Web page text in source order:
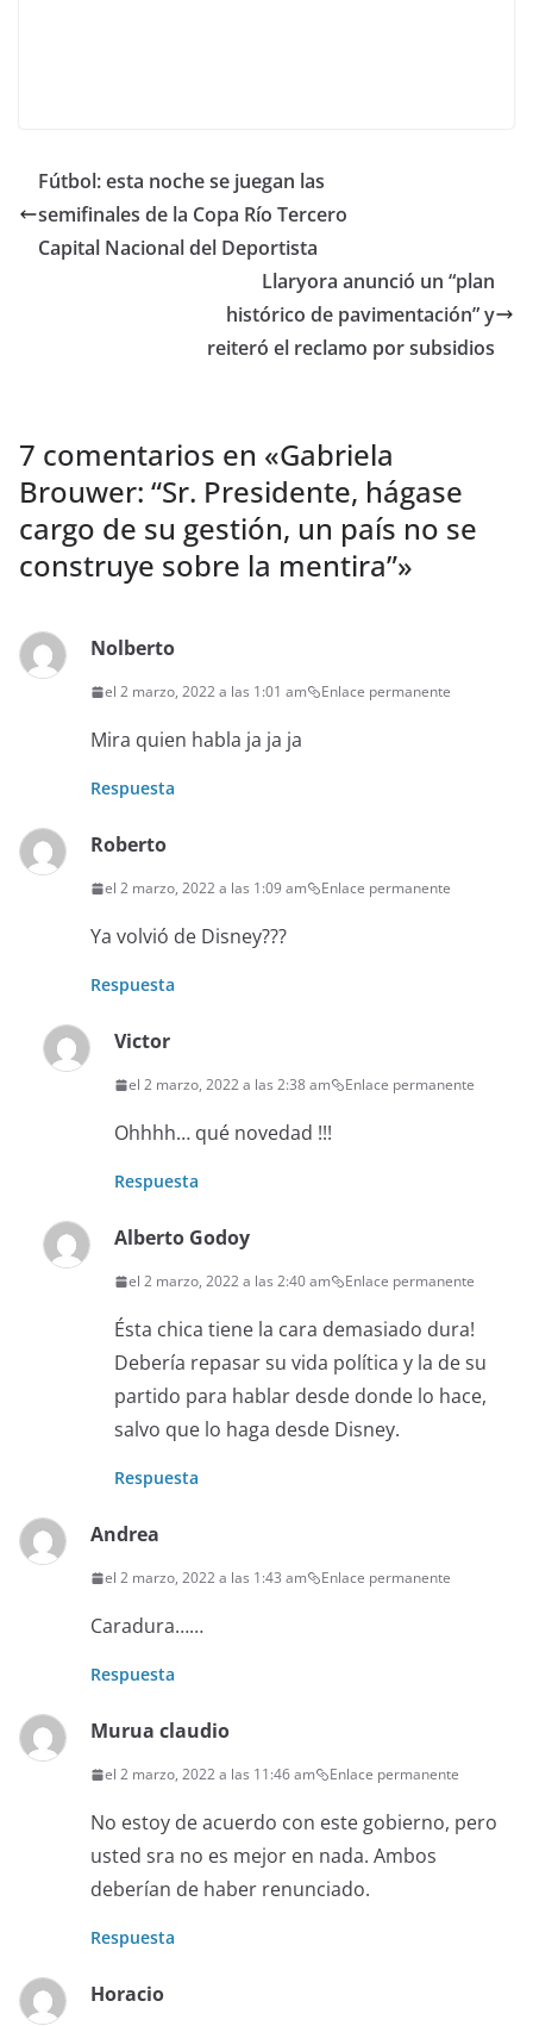
Fútbol: esta noche se juegan las
semifinales de la Copa Río Tercero
Capital Nacional del Deportista
Llaryora anunció un “plan
histórico de pavimentación” y
reiteró el reclamo por subsidios
7 comentarios en «Gabriela
Brouwer: “Sr. Presidente, hágase
cargo de su gestión, un país no se
construye sobre la mentira”»
Nolberto
el 2 marzo, 2022 a las 1:01 am Enlace permanente
Mira quien habla ja ja ja
Respuesta
Roberto
el 2 marzo, 2022 a las 1:09 am Enlace permanente
Ya volvió de Disney???
Respuesta
Victor
el 2 marzo, 2022 a las 2:38 am Enlace permanente
Ohhhh… qué novedad !!!
Respuesta
Alberto Godoy
el 2 marzo, 2022 a las 2:40 am Enlace permanente
Ésta chica tiene la cara demasiado dura!
Debería repasar su vida política y la de su
partido para hablar desde donde lo hace,
salvo que lo haga desde Disney.
Respuesta
Andrea
el 2 marzo, 2022 a las 1:43 am Enlace permanente
Caradura……
Respuesta
Murua claudio
el 2 marzo, 2022 a las 11:46 am Enlace permanente
No estoy de acuerdo con este gobierno, pero
usted sra no es mejor en nada. Ambos
deberían de haber renunciado.
Respuesta
Horacio